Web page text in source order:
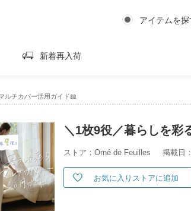
アイテムを探
新着再入荷
ルチカバー活用ガイド📖
＼1枚9役／暮らしを彩
ストア：Orné de Feuilles 掲載日
お気に入りストアに追加